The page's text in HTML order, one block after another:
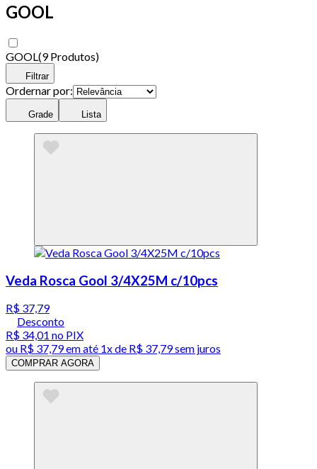
GOOL
GOOL(9 Produtos)
Filtrar
Ordernar por:
Grade Lista
Veda Rosca Gool 3/4X25M c/10pcs
R$ 37,79
Desconto
R$ 34,01 no PIX
ou R$ 37,79em até 1x de R$ 37,79sem juros
COMPRAR AGORA